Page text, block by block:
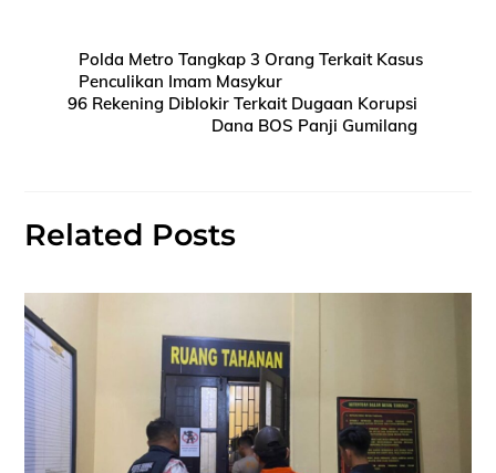
Polda Metro Tangkap 3 Orang Terkait Kasus
Penculikan Imam Masykur
96 Rekening Diblokir Terkait Dugaan Korupsi
Dana BOS Panji Gumilang
Related Posts